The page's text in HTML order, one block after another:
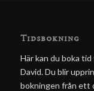
Tidsbokning
Här kan du boka
David. Du blir
bokningen från ett